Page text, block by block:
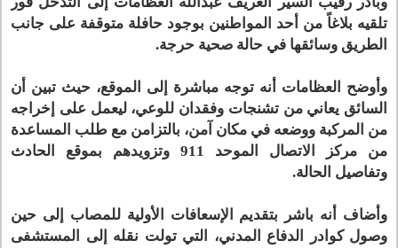
تلقيه بلاغاً من أحد المواطنين بوجود حافلة متوقفة على جانب
الطريق وسائقها في حالة صحية حرجة.
وأوضح العظامات أنه توجه مباشرة إلى الموقع، حيث تبين أن
السائق يعاني من تشنجات وفقدان للوعي، ليعمل على إخراجه
من المركبة ووضعه في مكان آمن، بالتزامن مع طلب المساعدة
من مركز الاتصال الموحد 911 وتزويدهم بموقع الحادث
وتفاصيل الحالة.
وأضاف أنه باشر بتقديم الإسعافات الأولية للمصاب إلى حين
وصول كوادر الدفاع المدني، التي تولت نقله إلى المستشفى